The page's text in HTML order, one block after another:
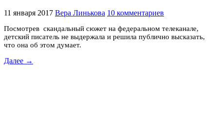
11 января 2017 Вера Линькова 10 комментариев
Посмотрев скандальный сюжет на федеральном телеканале,
детский писатель не выдержала и решила публично высказать,
что она об этом думает.
Далее →